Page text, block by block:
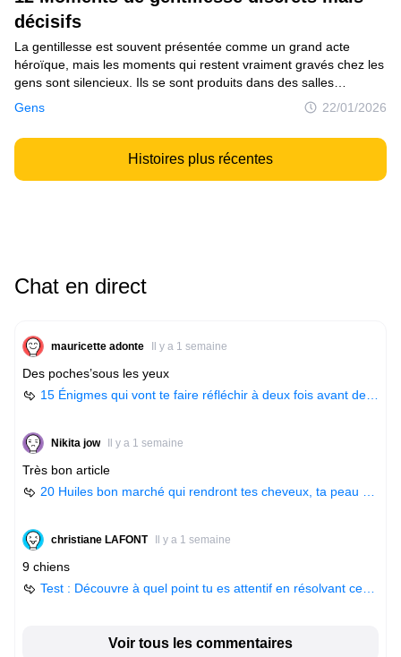
décisifs
Gens 22/01/2026
La gentillesse est souvent présentée comme un grand acte
héroïque, mais les moments qui restent vraiment gravés chez les
gens sont silencieux. Ils se sont produits dans des salles
d’attente, des cuisines vides, des voitures garées, et pendant ces
mauvaises journées que personne ne publie. Ce sont de petits
choix que des personnes ont faits quand elles auraient
pu détourner le regard, mais ne l’ont pas fait. Et ça a tout changé.
Histoires plus récentes
Chat en direct
mauricette adonte Il y a 1 semaine
Des poches’sous les yeux
15 Énigmes qui vont te faire réfléchir à deux fois avant de donner ta réponse
Nikita jow Il y a 1 semaine
Très bon article
20 Huiles bon marché qui rendront tes cheveux, ta peau et tes ongles magnifiques, bien mieux que n’importe quel produit cosmétique coûteux
christiane LAFONT Il y a 1 semaine
9 chiens
Test : Découvre à quel point tu es attentif en résolvant ces 15 énigmes
Voir tous les commentaires